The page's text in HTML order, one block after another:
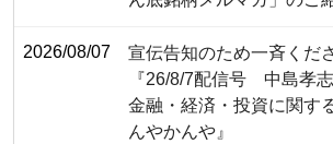
2026/08/07
宣伝告知のため一斉くだ
『26/8/7配信号 中島孝
金融・経済・投資に関す
んやかんや』